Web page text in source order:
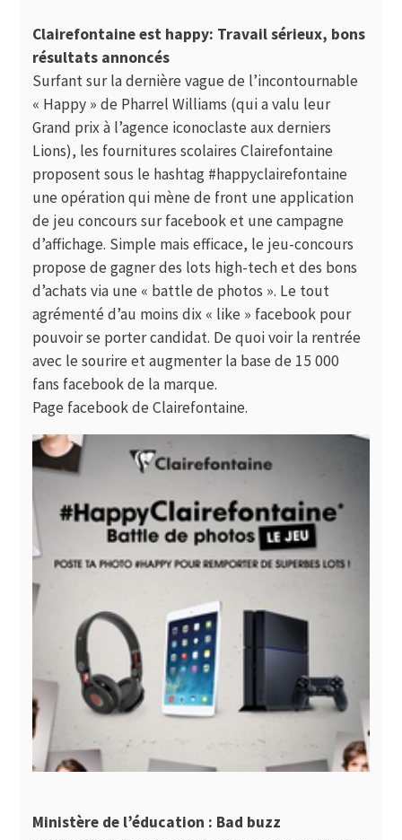
Clairefontaine est happy: Travail sérieux, bons
résultats annoncés
Surfant sur la dernière vague de l’incontournable
« Happy » de Pharrel Williams (qui a valu leur
Grand prix à l’agence iconoclaste aux derniers
Lions), les fournitures scolaires Clairefontaine
proposent sous le hashtag #happyclairefontaine
une opération qui mène de front une application
de jeu concours sur facebook et une campagne
d’affichage. Simple mais efficace, le jeu-concours
propose de gagner des lots high-tech et des bons
d’achats via une « battle de photos ». Le tout
agrémenté d’au moins dix « like » facebook pour
pouvoir se porter candidat. De quoi voir la rentrée
avec le sourire et augmenter la base de 15 000
fans facebook de la marque.
Page facebook deClairefontaine.
Ministère de l’éducation : Bad buzz